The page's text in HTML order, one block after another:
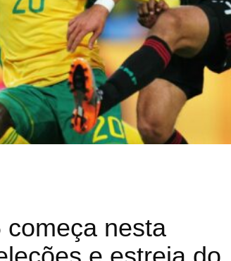
nesta